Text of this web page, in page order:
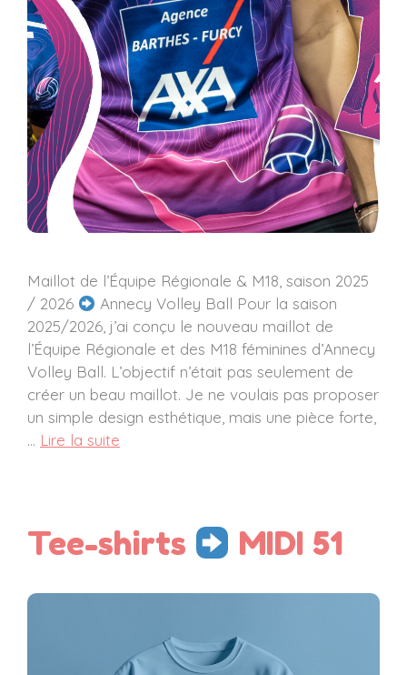
Maillot de l’Équipe Régionale & M18, saison 2025
/ 2026
Annecy Volley Ball Pour la saison
2025/2026, j’ai conçu le nouveau maillot de
l’Équipe Régionale et des M18 féminines d’Annecy
Volley Ball. L’objectif n’était pas seulement de
créer un beau maillot. Je ne voulais pas proposer
un simple design esthétique, mais une pièce forte,
… Lire la suite
Tee-shirts MIDI 51